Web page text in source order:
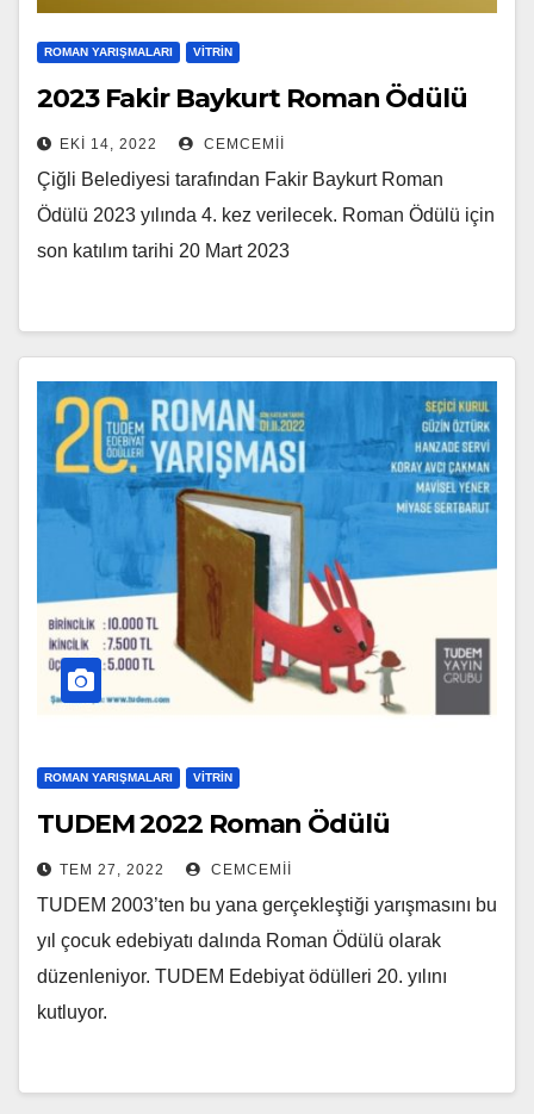
ROMAN YARIŞMALARI VITRIN
2023 Fakir Baykurt Roman Ödülü
EKI 14, 2022 CEMCEMII
Çiğli Belediyesi tarafından Fakir Baykurt Roman
Ödülü 2023 yılında 4. kez verilecek. Roman Ödülü için
son katılım tarihi 20 Mart 2023
ROMAN YARIŞMALARI VITRIN
TUDEM 2022 Roman Ödülü
TEM 27, 2022 CEMCEMII
TUDEM 2003’ten bu yana gerçekleştiği yarışmasını bu
yıl çocuk edebiyatı dalında Roman Ödülü olarak
düzenleniyor. TUDEM Edebiyat ödülleri 20. yılını
kutluyor.